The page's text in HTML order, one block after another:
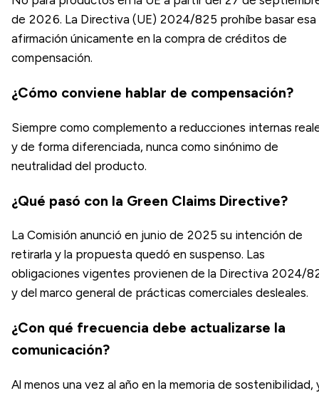
de 2026. La Directiva (UE) 2024/825 prohíbe basar esa
afirmación únicamente en la compra de créditos de
compensación.
¿Cómo conviene hablar de compensación?
Siempre como complemento a reducciones internas
y de forma diferenciada, nunca como sinónimo de
neutralidad del producto.
¿Qué pasó con la Green Claims Directive?
La Comisión anunció en junio de 2025 su intención de
retirarla y la propuesta quedó en suspenso. Las
obligaciones vigentes provienen de la Directiva 2024/
y del marco general de prácticas comerciales desleales.
¿Con qué frecuencia debe actualizarse la
comunicación?
Al menos una vez al año en la memoria de sostenibilidad,